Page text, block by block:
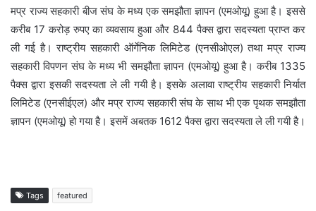
मप्र राज्य सहकारी बीज संघ के मध्य एक समझौता ज्ञापन (एमओयू) हुआ है। इससे
करीब 17 करोड़ रुपए का व्यवसाय हुआ और 844 पैक्स द्वारा सदस्यता प्राप्त कर
ली गई है। राष्ट्रीय सहकारी ऑर्गेनिक लिमिटेड (एनसीओएल) तथा मप्र राज्य
सहकारी विपणन संघ के मध्य भी समझौता ज्ञापन (एमओयू) हुआ है। करीब 1335
पैक्स द्वारा इसकी सदस्यता ले ली गयी है। इसके अलावा राष्ट्रीय सहकारी निर्यात
लिमिटेड (एनसीईएल) और मप्र राज्य सहकारी संघ के साथ भी एक पृथक समझौता
ज्ञापन (एमओयू) हो गया है। इसमें अबतक 1612 पैक्स द्वारा सदस्यता ले ली गयी है।
Tags featured